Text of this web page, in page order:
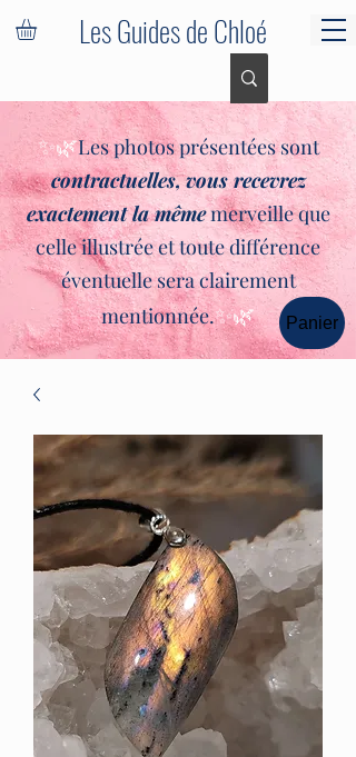
Les Guides de Chloé
✨🌿Les photos présentées sont
contractuelles,vous recevrez
exactement la mêmemerveille que
celle illustrée et toute différence
éventuelle sera clairement
mentionnée.✨🌿 Panier